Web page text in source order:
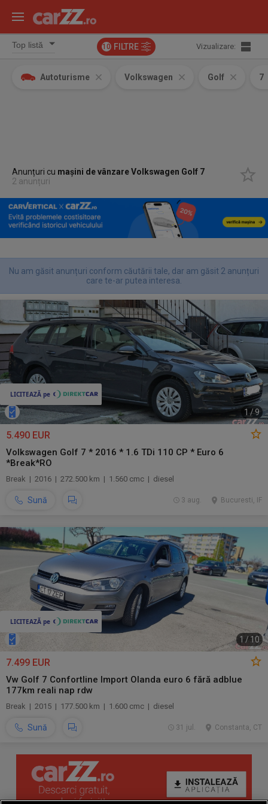
10 FILTRE Vizualizare:
Autoturisme Volkswagen Golf 7
Anunțuri cu mașini de vânzare Volkswagen Golf 7
2 anunțuri
Nu am găsit anunțuri conform căutării tale, dar am găsit 2 anunțuri
care te-ar putea interesa.
1 /9
5.490 EUR
Volkswagen Golf 7 * 2016 * 1.6 TDi 110 CP * Euro 6
*Break*RO
Break | 2016 | 272.500 km | 1.560 cmc | diesel
Sună Bucuresti, IF
3 aug.
1 /10
7.499 EUR
Vw Golf 7 Confortline Import Olanda euro 6 fără adblue
177km reali nap rdw
Break | 2015 | 177.500 km | 1.600 cmc | diesel
Sună Constanta, CT
31 jul.